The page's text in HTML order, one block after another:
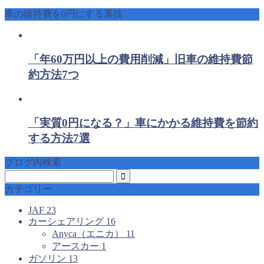
車の維持費を0円にする裏技
「年60万円以上の費用削減」旧車の維持費節
約方法7つ
「実質0円になる？」車にかかる維持費を節約
する方法7選
ブログ内検索
カテゴリー
JAF 23
カーシェアリング 16
Anyca（エニカ） 11
アースカー 1
ガソリン 13